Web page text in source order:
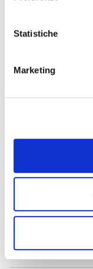
Statistiche
Marketing